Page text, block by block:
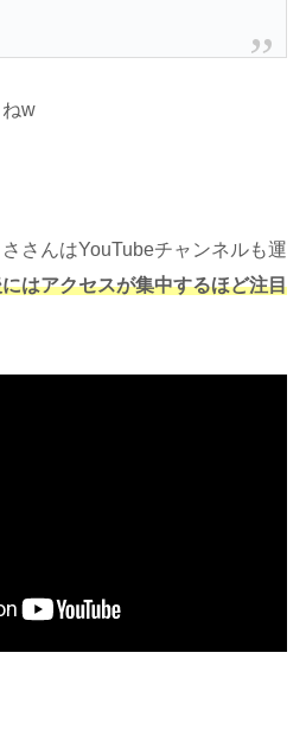
w
さんはYouTubeチャンネルも運
はアクセスが集中するほど注目